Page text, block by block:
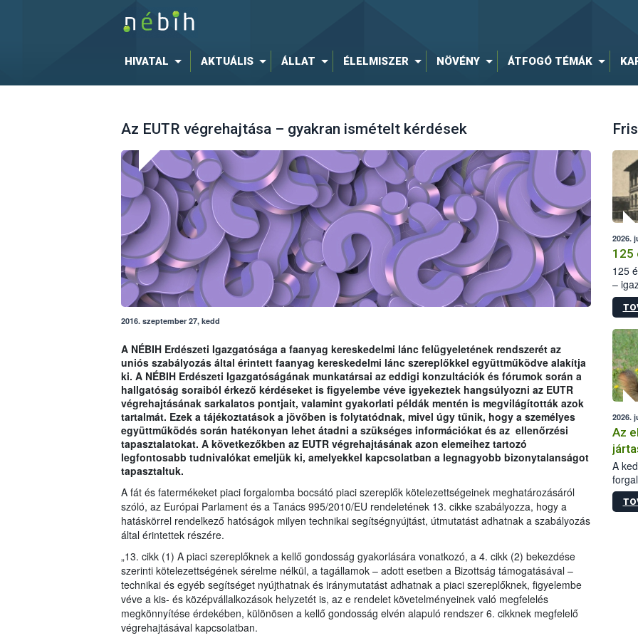
HIVATAL AKTUÁLIS ÁLLAT ÉLELMISZER NÖVÉNY ÁTFOGÓ TÉMÁK
Az EUTR végrehajtása – gyakran ismételt kérdések
2016. szeptember 27, kedd
A NÉBIH Erdészeti Igazgatósága a faanyag kereskedelmi lánc felügyeletének rendszerét az
uniós szabályozás által érintett faanyag kereskedelmi lánc szereplőkkel együttműködve alakítja
ki. A NÉBIH Erdészeti Igazgatóságának munkatársai az eddigi konzultációk és fórumok során a
hallgatóság soraiból érkező kérdéseket is figyelembe véve igyekeztek hangsúlyozni az EUTR
végrehajtásának sarkalatos pontjait, valamint gyakorlati példák mentén is megvilágították azok
tartalmát. Ezek a tájékoztatások a jövőben is folytatódnak, mivel úgy tűnik, hogy a személyes
együttműködés során hatékonyan lehet átadni a szükséges információkat és az ellenőrzési
tapasztalatokat. A következőkben az EUTR végrehajtásának azon elemeihez tartozó
legfontosabb tudnivalókat emeljük ki, amelyekkel kapcsolatban a legnagyobb bizonytalanságot
tapasztaltuk.
A fát és fatermékeket piaci forgalomba bocsátó piaci szereplők kötelezettségeinek meghatározásáról
szóló, az Európai Parlament és a Tanács 995/2010/EU rendeletének 13. cikke szabályozza, hogy a
hatáskörrel rendelkező hatóságok milyen technikai segítségnyújtást, útmutatást adhatnak a szabályozás
által érintettek részére.
„13. cikk (1) A piaci szereplőknek a kellő gondosság gyakorlására vonatkozó, a 4. cikk (2) bekezdése
szerinti kötelezettségének sérelme nélkül, a tagállamok – adott esetben a Bizottság támogatásával –
technikai és egyéb segítséget nyújthatnak és iránymutatást adhatnak a piaci szereplőknek, figyelembe
véve a kis- és középvállalkozások helyzetét is, az e rendelet követelményeinek való megfelelés
megkönnyítése érdekében, különösen a kellő gondosság elvén alapuló rendszer 6. cikknek megfelelő
végrehajtásával kapcsolatban.
2026.
125
125
–
15.
2026.
Az
A